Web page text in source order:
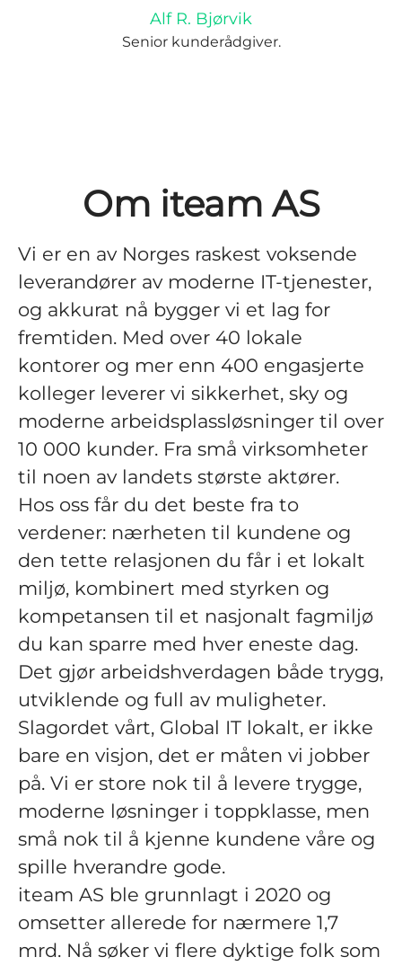
Alf R. Bjørvik
Senior kunderådgiver.
Om iteam AS
Vi er en av Norges raskest voksende
leverandører av moderne IT-tjenester,
og akkurat nå bygger vi et lag for
fremtiden. Med over 40 lokale
kontorer og mer enn 400 engasjerte
kolleger leverer vi sikkerhet, sky og
moderne arbeidsplassløsninger til over
10 000 kunder. Fra små virksomheter
til noen av landets største aktører.
Hos oss får du det beste fra to
verdener: nærheten til kundene og
den tette relasjonen du får i et lokalt
miljø, kombinert med styrken og
kompetansen til et nasjonalt fagmiljø
du kan sparre med hver eneste dag.
Det gjør arbeidshverdagen både trygg,
utviklende og full av muligheter.
Slagordet vårt, Global IT lokalt, er ikke
bare en visjon, det er måten vi jobber
på. Vi er store nok til å levere trygge,
moderne løsninger i toppklasse, men
små nok til å kjenne kundene våre og
spille hverandre gode.
iteam AS ble grunnlagt i 2020 og
omsetter allerede for nærmere 1,7
mrd. Nå søker vi flere dyktige folk som